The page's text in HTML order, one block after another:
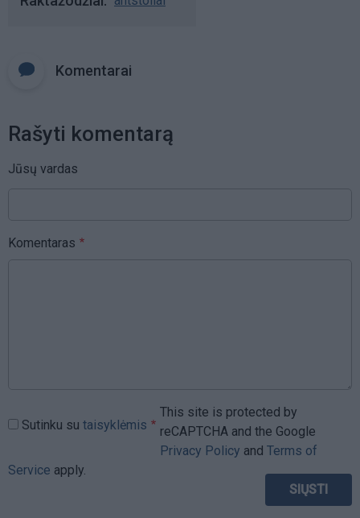
Komentarai
Rašyti komentarą
Jūsų vardas
Komentaras
Sutinku su taisyklėmis
This site is protected by
reCAPTCHA and the Google
Privacy Policy and Terms of
Service apply.